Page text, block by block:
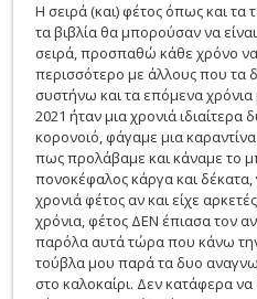
Η σειρά (και) φέτος όπως και τα
τα βιβλία θα μπορούσαν να
σειρά, προσπαθώ κάθε χρόνο
περισσότερο με άλλους που τα
συστήνω και τα επόμενα
2021 ήταν μια χρονιά
κορονοιό, φάγαμε μια
πως προλάβαμε και κάναμε το
πονοκέφαλος κάργα και
χρονιά φέτος αν και είχε
χρόνια, φέτος ΔΕΝ έπιασα τον
παρόλα αυτά τώρα που κάνω
τούβλα μου παρά τα δυο
στο καλοκαίρι. Δεν κατάφερα